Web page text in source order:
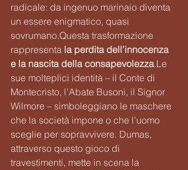
radicale: da ingenuo marinaio diventa
un essere enigmatico, quasi
sovrumano.Questa trasformazione
rappresenta la perdita dell’innocenza
e la nascita della consapevolezza.Le
sue molteplici identità – il Conte di
Montecristo, l’Abate Busoni, il Signor
Wilmore – simboleggiano le maschere
che la società impone o che l’uomo
sceglie per sopravvivere. Dumas,
attraverso questo gioco di
travestimenti, mette in scena la